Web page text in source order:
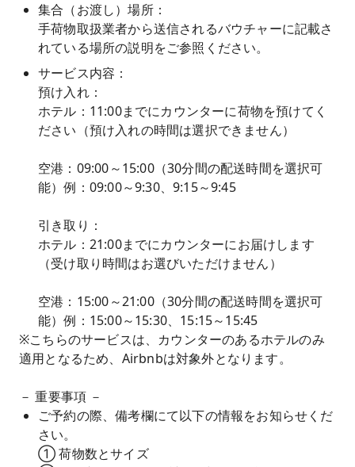
集合（お渡し）場所：
手荷物取扱業者から送信されるバウチャーに記載さ
れている場所の説明をご参照ください。
サービス内容：
預け入れ：
ホテル：11:00までにカウンターに荷物を預けてく
ださい（預け入れの時間は選択できません）
空港：09:00～15:00（30分間の配送時間を選択可
能）例：09:00～9:30、9:15～9:45
引き取り：
ホテル：21:00までにカウンターにお届けします
（受け取り時間はお選びいただけません）
空港：15:00～21:00（30分間の配送時間を選択可
能）例：15:00～15:30、15:15～15:45
※こちらのサービスは、カウンターのあるホテルのみ
適用となるため、Airbnbは対象外となります。
－ 重要事項 －
ご予約の際、備考欄にて以下の情報をお知らせくだ
さい。
① 荷物数とサイズ